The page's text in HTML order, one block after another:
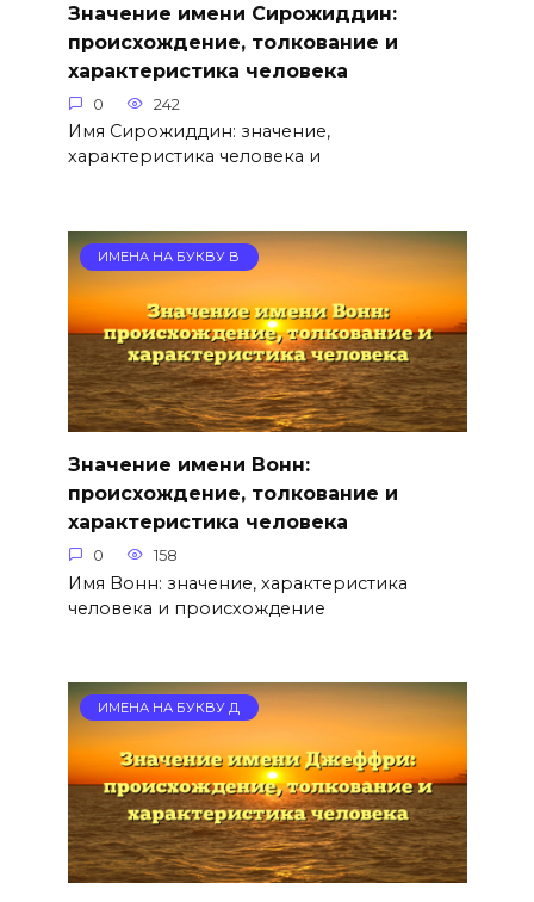
Значение имени Сирожиддин:
происхождение, толкование и
характеристика человека
0 242
Имя Сирожиддин: значение,
характеристика человека и
ИМЕНА НА БУКВУ В
Значение имени Вонн:
происхождение, толкование и
характеристика человека
0 158
Имя Вонн: значение, характеристика
человека и происхождение
ИМЕНА НА БУКВУ Д